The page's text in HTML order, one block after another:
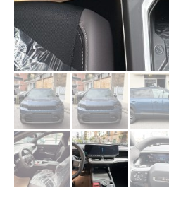
ATTENZIONE
: Le
titolo puramente
contenere accessori a
pubblicato è
specificati nella
VALUTIAMO IL VOSTRO
Annuncio a scopo
informazioni sui dettagli,il
e la disponibilità